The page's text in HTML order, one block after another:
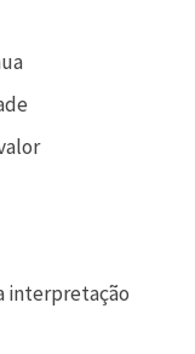
interpretação